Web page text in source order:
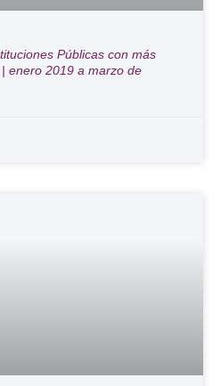
Públicas con más
enero 2019 a marzo de